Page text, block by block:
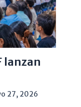
lanzan
27, 2026